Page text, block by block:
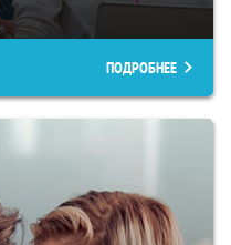
ПОДРОБНЕЕ